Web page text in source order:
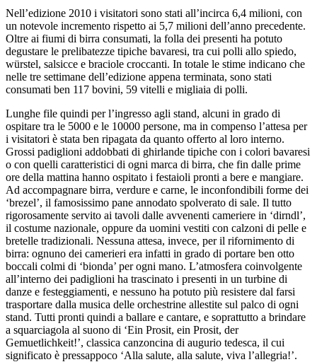
Nell’edizione 2010 i visitatori sono stati all’incirca 6,4 milioni, con
un notevole incremento rispetto ai 5,7 milioni dell’anno precedente.
Oltre ai fiumi di birra consumati, la folla dei presenti ha potuto
degustare le prelibatezze tipiche bavaresi, tra cui polli allo spiedo,
würstel, salsicce e braciole croccanti. In totale le stime indicano che
nelle tre settimane dell’edizione appena terminata, sono stati
consumati ben 117 bovini, 59 vitelli e migliaia di polli.
Lunghe file quindi per l’ingresso agli stand, alcuni in grado di
ospitare tra le 5000 e le 10000 persone, ma in compenso l’attesa per
i visitatori è stata ben ripagata da quanto offerto al loro interno.
Grossi padiglioni addobbati di ghirlande tipiche con i colori bavaresi
o con quelli caratteristici di ogni marca di birra, che fin dalle prime
ore della mattina hanno ospitato i festaioli pronti a bere e mangiare.
Ad accompagnare birra, verdure e carne, le inconfondibili forme dei
‘brezel’, il famosissimo pane annodato spolverato di sale. Il tutto
rigorosamente servito ai tavoli dalle avvenenti cameriere in ‘dirndl’,
il costume nazionale, oppure da uomini vestiti con calzoni di pelle e
bretelle tradizionali. Nessuna attesa, invece, per il rifornimento di
birra: ognuno dei camerieri era infatti in grado di portare ben otto
boccali colmi di ‘bionda’ per ogni mano. L’atmosfera coinvolgente
all’interno dei padiglioni ha trascinato i presenti in un turbine di
danze e festeggiamenti, e nessuno ha potuto più resistere dal farsi
trasportare dalla musica delle orchestrine allestite sul palco di ogni
stand. Tutti pronti quindi a ballare e cantare, e soprattutto a brindare
a squarciagola al suono di ‘Ein Prosit, ein Prosit, der
Gemuetlichkeit!’, classica canzoncina di augurio tedesca, il cui
significato è pressappoco ‘Alla salute, alla salute, viva l’allegria!’.